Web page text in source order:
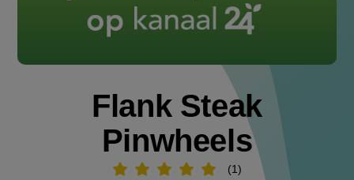
Flank Steak
Pinwheels
1
Beoordeel